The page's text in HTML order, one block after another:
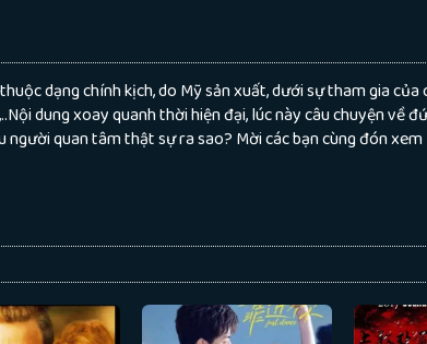
dạng chính kịch, do Mỹ sản xuất, dưới sự tham gia của
dung xoay quanh thời hiện đại, lúc này câu chuyện về
quan tâm thật sự ra sao? Mời các bạn cùng đón xem